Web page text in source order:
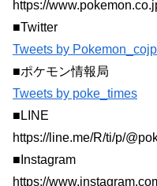
https://
■Twitter
Tweets by Pokemon_cojp
■ポケモン情報局
Tweets by poke_times
■LINE
https://line.me/R/ti/p/
■Instagram
https://